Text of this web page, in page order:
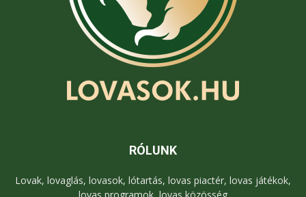
RÓLUNK
Lovak, lovaglás, lovasok, lótartás, lovas piactér, lovas játékok,